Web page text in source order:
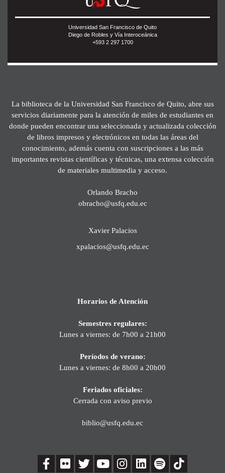
Universidad San Francisco de Quito
Diego de Robles y Vía Interoceánica
+593 2 297 1700
La biblioteca de la Universidad San Francisco de Quito, abre sus
servicios diariamente para la atención de miles de estudiantes en
donde pueden encontrar una seleccionada y actualizada colección
de libros impresos y electrónicos en todas las áreas del
conocimiento, además cuenta con suscripciones a las más
importantes revistas científicas y técnicas, una extensa colección
de materiales multimedia y acceso.
Orlando Bracho
obracho@usfq.edu.ec
Xavier Palacios
xpalacios@usfq.edu.ec
Horarios de Atención
Semestres regulares:
Lunes a viernes: de 7h00 a 21h00
Períodos de verano:
Lunes a viernes: de 8h00 a 20h00
Feriados oficiales:
Cerrada con aviso previo
biblio@usfq.edu.ec